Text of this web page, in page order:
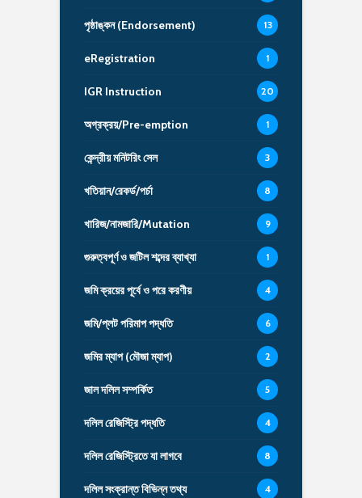
পৃষ্ঠাঙ্কন (Endorsement) 13
eRegistration 1
IGR Instruction 20
অগ্রক্রয়/Pre-emption 1
কেন্দ্রীয় মনিটরিং সেল 3
খতিয়ান/রেকর্ড/পর্চা 8
খারিজ/নামজারি/Mutation 9
গুরুত্বপূর্ণ ও জটিল শব্দের ব্যাখ্যা 1
জমি ক্রয়ের পূর্বে ও পরে করণীয় 4
জমি/প্লট পরিমাপ পদ্ধতি 6
জমির ম্যাপ (মৌজা ম্যাপ) 2
জাল দলিল সম্পর্কিত 5
দলিল রেজিস্ট্রি পদ্ধতি 4
দলিল রেজিস্ট্রিতে যা লাগবে 8
দলিল সংক্রান্ত বিভিন্ন তথ্য 4